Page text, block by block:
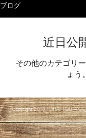
ブログ
近日公
その他のカテゴリ
ょう。
Copyright 2018 TORATTORIA